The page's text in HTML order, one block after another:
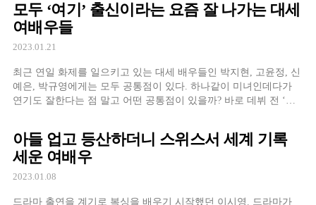
모두 ‘여기’ 출신이라는 요즘 잘 나가는 대세
여배우들
2023.01.21
최근 연일 화제를 일으키고 있는 대세 배우들인 박지현, 고윤정, 신
예은, 박규영에게는 모두 공통점이 있다. 하나같이 미녀인데다가
연기도 잘한다는 점 말고 어떤 공통점이 있을까? 바로 데뷔 전 ‘대
아들 업고 등산하더니 스위스서 세계 기록
세운 여배우
2023.01.08
드라마 출연을 계기로 복싱을 배우기 시작했던 이시영. 드라마가